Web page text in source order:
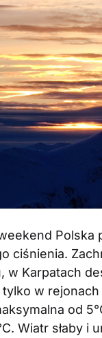
Polska
ciśnienia.
w Karpatach
tylko w
od
Wiatr słaby